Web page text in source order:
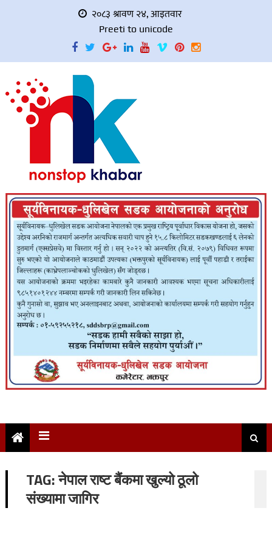
२०८३ श्रावण २४, आइतवार
Preeti to unicode
TAG:नेपाल राष्ट बैंकमा खुल्यो ठूलो
संख्यामा जागिर